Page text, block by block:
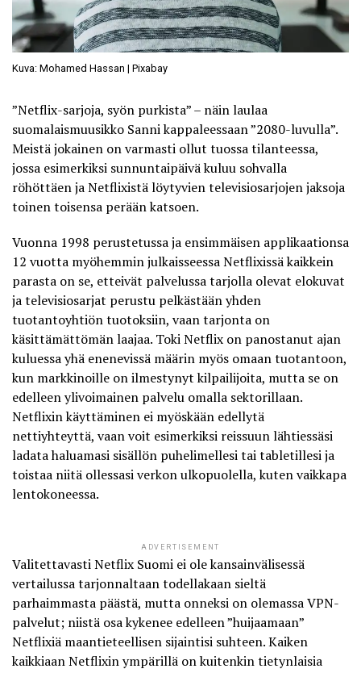
Kuva: Mohamed Hassan | Pixabay
”Netflix-sarjoja, syön purkista” – näin laulaa
suomalaismuusikko Sanni kappaleessaan ”2080-luvulla”.
Meistä jokainen on varmasti ollut tuossa tilanteessa,
jossa esimerkiksi sunnuntaipäivä kuluu sohvalla
röhöttäen ja Netflixistä löytyvien televisiosarjojen jaksoja
toinen toisensa perään katsoen.
Vuonna 1998 perustetussa ja ensimmäisen applikaationsa
12 vuotta myöhemmin julkaisseessa Netflixissä kaikkein
parasta on se, etteivät palvelussa tarjolla olevat elokuvat
ja televisiosarjat perustu pelkästään yhden
tuotantoyhtiön tuotoksiin, vaan tarjonta on
käsittämättömän laajaa. Toki Netflix on panostanut ajan
kuluessa yhä enenevissä määrin myös omaan tuotantoon,
kun markkinoille on ilmestynyt kilpailijoita, mutta se on
edelleen ylivoimainen palvelu omalla sektorillaan.
Netflixin käyttäminen ei myöskään edellytä
nettiyhteyttä, vaan voit esimerkiksi reissuun lähtiessäsi
ladata haluamasi sisällön puhelimellesi tai tabletillesi ja
toistaa niitä ollessasi verkon ulkopuolella, kuten vaikkapa
lentokoneessa.
ADVERTISEMENT
Valitettavasti Netflix Suomi ei ole kansainvälisessä
vertailussatarjonnaltaantodellakaan sieltä
parhaimmasta päästä, mutta onneksi on olemassa VPN-
palvelut; niistä osa kykenee edelleen ”huijaamaan”
Netflixiä maantieteellisen sijaintisi suhteen. Kaiken
kaikkiaan Netflixin ympärillä on kuitenkin tietynlaisia